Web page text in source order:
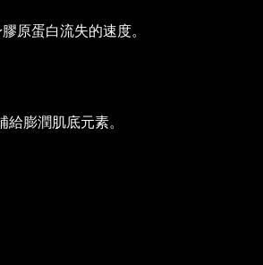
原蛋白流失的速度。
膨潤肌底元素。